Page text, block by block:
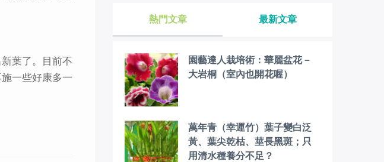
葉了。目前不
一些好康多一
熱門文章 最新文章
園藝達人栽培術：華麗盆花－
大岩桐（室內也開花喔）
萬年青（幸運竹）葉子變白泛
黃、葉尖乾枯、莖長黑斑；只
用清水種養分不足？